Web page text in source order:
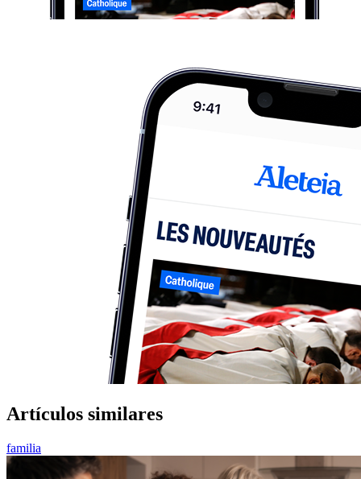
Artículos similares
familia